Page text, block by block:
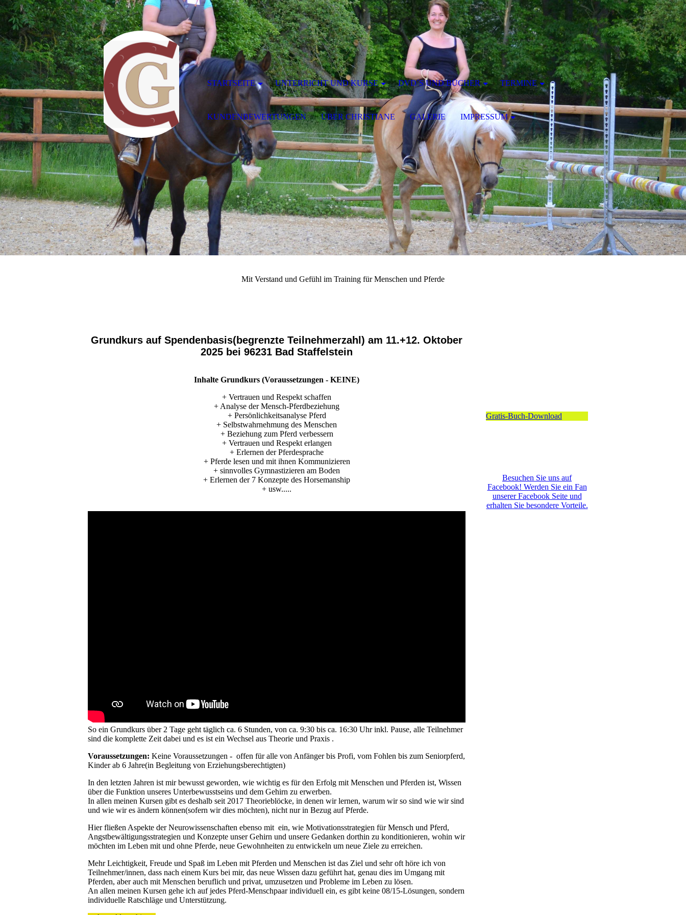
Mit Verstand und Gefühl im Training für Menschen und Pferde
Grundkurs auf Spendenbasis(begrenzte Teilnehmerzahl) am 11.+12. Oktober
2025 bei 96231 Bad Staffelstein
Inhalte Grundkurs (Voraussetzungen - KEINE)
+ Vertrauen und Respekt schaffen
+ Analyse der Mensch-Pferdbeziehung
+ Persönlichkeitsanalyse Pferd
+ Selbstwahrnehmung des Menschen
+ Beziehung zum Pferd verbessern
+ Vertrauen und Respekt erlangen
+ Erlernen der Pferdesprache
+ Pferde lesen und mit ihnen Kommunizieren
+ sinnvolles Gymnastizieren am Boden
+ Erlernen der 7 Konzepte des Horsemanship
+ usw.....
So ein Grundkurs über 2 Tage geht täglich ca. 6 Stunden, von ca. 9:30 bis ca. 16:30 Uhr inkl. Pause, alle Teilnehmer
sind die komplette Zeit dabei und es ist ein Wechsel aus Theorie und Praxis .
Voraussetzungen: Keine Voraussetzungen - offen für alle von Anfänger bis Profi, vom Fohlen bis zum Seniorpferd,
Kinder ab 6 Jahre(in Begleitung von Erziehungsberechtigten)
In den letzten Jahren ist mir bewusst geworden, wie wichtig es für den Erfolg mit Menschen und Pferden ist, Wissen
über die Funktion unseres Unterbewusstseins und dem Gehirn zu erwerben.
In allen meinen Kursen gibt es deshalb seit 2017 Theorieblöcke, in denen wir lernen, warum wir so sind wie wir sind
und wie wir es ändern können(sofern wir dies möchten), nicht nur in Bezug auf Pferde.
Hier fließen Aspekte der Neurowissenschaften ebenso mit ein, wie Motivationsstrategien für Mensch und Pferd,
Angstbewältigungsstrategien und Konzepte unser Gehirn und unsere Gedanken dorthin zu konditionieren, wohin wir
möchten im Leben mit und ohne Pferde, neue Gewohnheiten zu entwickeln um neue Ziele zu erreichen.
Mehr Leichtigkeit, Freude und Spaß im Leben mit Pferden und Menschen ist das Ziel und sehr oft höre ich von
Teilnehmer/innen, dass nach einem Kurs bei mir, das neue Wissen dazu geführt hat, genau dies im Umgang mit
Pferden, aber auch mit Menschen beruflich und privat, umzusetzen und Probleme im Leben zu lösen.
An allen meinen Kursen gehe ich auf jedes Pferd-Menschpaar individuell ein, es gibt keine 08/15-Lösungen, sondern
individuelle Ratschläge und Unterstützung.
Gratis-Buch-Download
Besuchen Sie uns auf
Facebook! Werden Sie ein Fan
unserer Facebook Seite und
erhalten Sie besondere Vorteile.
STARTSEITE UNTERRICHT UND KURSE DVD´S UND BÜCHER TERMINE
KUNDENBEWERTUNGEN ÜBER CHRISTIANE GALERIE IMPRESSUM